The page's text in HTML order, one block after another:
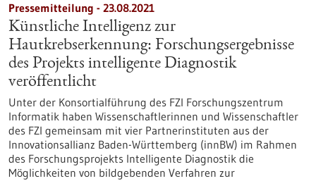
Pressemitteilung - 23.08.2021
Künstliche Intelligenz zur
Hautkrebserkennung: Forschungsergebnisse
des Projekts intelligente Diagnostik
veröffentlicht
Unter der Konsortialführung des FZI Forschungszentrum
Informatik haben Wissenschaftlerinnen und Wissenschaftler
des FZI gemeinsam mit vier Partnerinstituten aus der
Innovationsallianz Baden-Württemberg (innBW) im Rahmen
des Forschungsprojekts Intelligente Diagnostik die
Möglichkeiten von bildgebenden Verfahren zur